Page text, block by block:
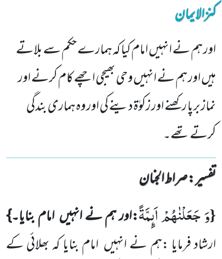
کنزالایمان
اور ہم نے انہیں امام کیا کہ ہمارے حکم سے بلاتے
ہیں اور ہم نے انہیں وحی بھیجی اچھے کام کرنے اور
نماز برپا رکھنے اور زکوٰۃ دینے کی اور وہ ہماری بندگی
کرتے تھے۔
تفسیر : ‎صراط الجنان
{وَ جَعَلْنٰهُمْ اَىٕمَّةً:اور ہم نے انہیںامام بنایا۔}
ارشاد فرمایا :ہم نے انہیں امام بنایا کہ بھلائی کے